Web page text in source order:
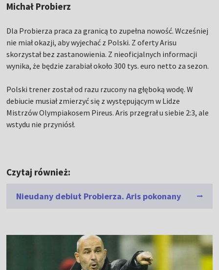
Michał Probierz
Dla Probierza praca za granicą to zupełna nowość. Wcześniej
nie miał okazji, aby wyjechać z Polski. Z oferty Arisu
skorzystał bez zastanowienia. Z nieoficjalnych informacji
wynika, że będzie zarabiał około 300 tys. euro netto za sezon.
Polski trener został od razu rzucony na głęboką wodę. W
debiucie musiał zmierzyć się z występującym w Lidze
Mistrzów Olympiakosem Pireus. Aris przegrał u siebie 2:3, ale
wstydu nie przyniósł.
Czytaj również:
Nieudany debiut Probierza. Aris pokonany